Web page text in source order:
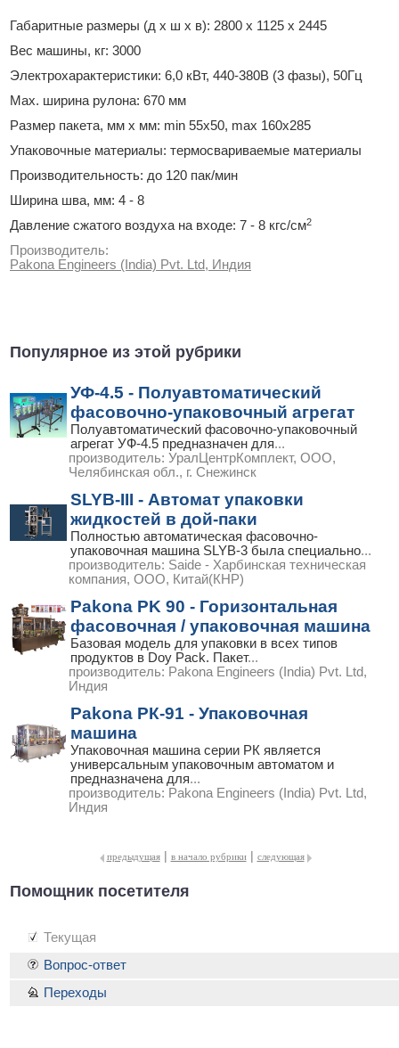
Габаритные размеры (д х ш х в): 2800 х 1125 х 2445
Вес машины, кг: 3000
Электрохарактеристики: 6,0 кВт, 440-380В (3 фазы), 50Гц
Max. ширина рулона: 670 мм
Размер пакета, мм х мм: min 55x50, max 160x285
Упаковочные материалы: термосвариваемые материалы
Производительность: до 120 пак/мин
Ширина шва, мм: 4 - 8
Давление сжатого воздуха на входе: 7 - 8 кгс/см2
Производитель:
Pakona Engineers (India) Pvt. Ltd, Индия
Популярное из этой рубрики
УФ-4.5 - Полуавтоматический
фасовочно-упаковочный агрегат
Полуавтоматический фасовочно-упаковочный
агрегат УФ-4.5 предназначен для...
производитель: УралЦентрКомплект, ООО,
Челябинская обл., г. Снежинск
SLYB-III - Автомат упаковки
жидкостей в дой-паки
Полностью автоматическая фасовочно-
упаковочная машина SLYB-3 была специально...
производитель: Saide - Харбинская техническая
компания, ООО, Китай(КНР)
Pakona PK 90 - Горизонтальная
фасовочная / упаковочная машина
Базовая модель для упаковки в всех типов
продуктов в Doy Pack. Пакет...
производитель: Pakona Engineers (India) Pvt. Ltd,
Индия
Pakona РК-91 - Упаковочная
машина
Упаковочная машина серии РК является
универсальным упаковочным автоматом и
предназначена для...
производитель: Pakona Engineers (India) Pvt. Ltd,
Индия
предыдущая | в начало рубрики | следующая
Помощник посетителя
Текущая
Вопрос-ответ
Переходы